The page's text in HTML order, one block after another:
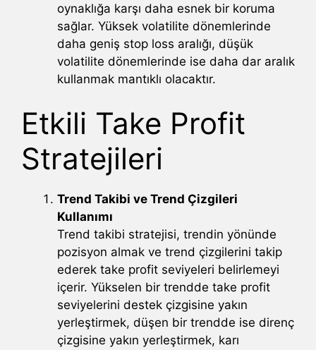
oynaklığa karşı daha esnek bir koruma
sağlar. Yüksek volatilite dönemlerinde
daha geniş stop loss aralığı, düşük
volatilite dönemlerinde ise daha dar aralık
kullanmak mantıklı olacaktır.
Etkili Take Profit
Stratejileri
Trend Takibi ve Trend Çizgileri
Kullanımı
Trend takibi stratejisi, trendin yönünde
pozisyon almak ve trend çizgilerini takip
ederek take profit seviyeleri belirlemeyi
içerir. Yükselen bir trendde take profit
seviyelerini destek çizgisine yakın
yerleştirmek, düşen bir trendde ise direnç
çizgisine yakın yerleştirmek, karı